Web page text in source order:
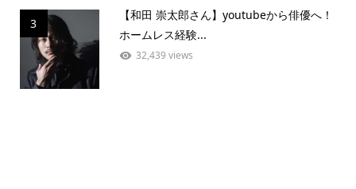
3
【和田 崇太郎さん】youtubeから俳優へ！
ホームレス経験...
32,439 views